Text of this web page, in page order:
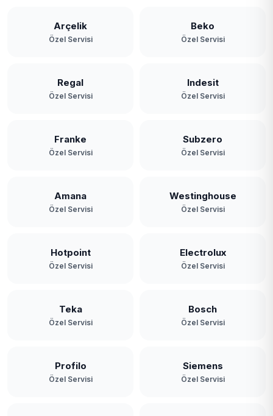
Yassıören
Yeniköy
Arçelik
Özel Servisi
Beko
Özel Servisi
Regal
Özel Servisi
Indesit
Özel Servisi
Franke
Özel Servisi
Subzero
Özel Servisi
Amana
Özel Servisi
Westinghouse
Özel Servisi
Hotpoint
Özel Servisi
Electrolux
Özel Servisi
Teka
Özel Servisi
Bosch
Özel Servisi
Profilo
Özel Servisi
Siemens
Özel Servisi